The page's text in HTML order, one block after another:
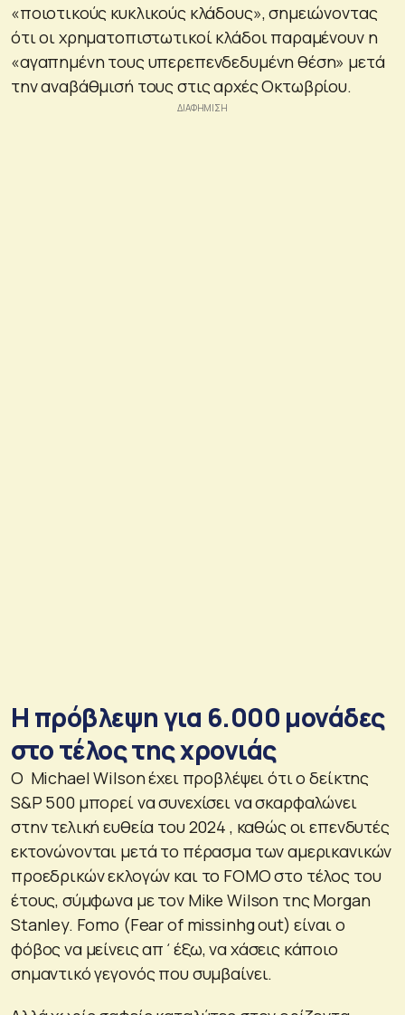
«ποιοτικούς κυκλικούς κλάδους», σημειώνοντας
ότι οι χρηματοπιστωτικοί κλάδοι παραμένουν η
«αγαπημένη τους υπερεπενδεδυμένη θέση» μετά
την αναβάθμισή τους στις αρχές Οκτωβρίου.
Η πρόβλεψη για 6.000 μονάδες
στο τέλος της χρονιάς
O Michael Wilson έχει προβλέψει ότι ο δείκτης
S&P 500 μπορεί να συνεχίσει να σκαρφαλώνει
στην τελική ευθεία του 2024 , καθώς οι επενδυτές
εκτονώνονται μετά το πέρασμα των αμερικανικών
προεδρικών εκλογών και το FOMO στο τέλος του
έτους, σύμφωνα με τον Mike Wilson της Morgan
Stanley. Fomo (Fear of missinhg out) είναι ο
φόβος να μείνεις απ΄έξω, να χάσεις κάποιο
σημαντικό γεγονός που συμβαίνει.